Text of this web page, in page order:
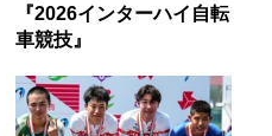
『2026インターハイ自転
車競技』